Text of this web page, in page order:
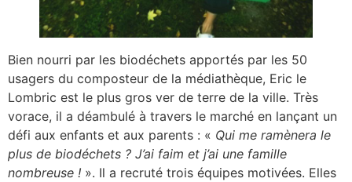
Bien nourri par les biodéchets apportés par les 50
usagers du composteur de la médiathèque, Eric le
Lombric est le plus gros ver de terre de la ville. Très
vorace, il a déambulé à travers le marché en lançant un
défi aux enfants et aux parents : « Qui me ramènera le
plus de biodéchets ? J’ai faim et j’ai une famille
nombreuse ! ». Il a recruté trois équipes motivées. Elles